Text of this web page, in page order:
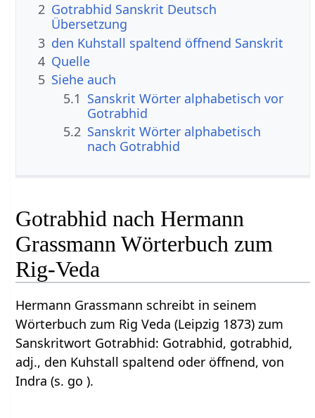
2 Gotrabhid Sanskrit Deutsch
Übersetzung
3 den Kuhstall spaltend öffnend Sanskrit
4 Quelle
5 Siehe auch
5.1 Sanskrit Wörter alphabetisch vor
Gotrabhid
5.2 Sanskrit Wörter alphabetisch
nach Gotrabhid
Gotrabhid nach Hermann
Grassmann Wörterbuch zum
Rig-Veda
Hermann Grassmann schreibt in seinem
Wörterbuch zum Rig Veda (Leipzig 1873) zum
Sanskritwort Gotrabhid: Gotrabhid, gotrabhid,
adj., den Kuhstall spaltend oder öffnend, von
Indra (s. go ).